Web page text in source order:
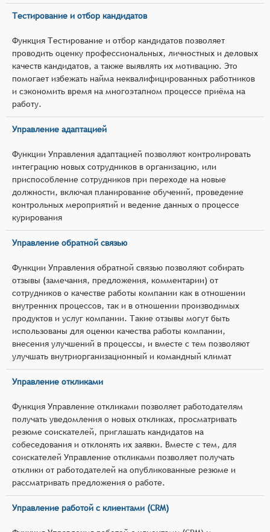
Тестирование и отбор кандидатов
Функция Тестирование и отбор кандидатов позволяет
проводить оценку профессиональных, личностных и деловых
качеств кандидатов, а также выявлять их мотивацию. Это
помогает избежать найма неквалифицированных работников
и сэкономить время на многоэтапном процессе приёма на
работу.
Управление адаптацией
Функции Управления адаптацией позволяют контролировать
интеграцию новых сотрудников в организацию, или
приспособление сотрудников при переходе на новые
должности, включая планирование обучений, проведение
контрольных мероприятий и ведение данных о процессе
курирования
Управление обратной связью
Функции Управления обратной связью позволяют собирать
отзывы (замечания, предложения, комментарии) от
сотрудников о качестве работы компании как в отношении
внутренних процессов, так и в отношении производимых
продуктов и услуг компании. Такие отзывы могут быть
использованы для оценки качества работы компании,
внесения улучшений в процессы, и вместе с тем позволяют
улучшать внутриорганизационный и командный климат
Управление откликами
Функция Управление откликами позволяет работодателям
получать уведомления о новых откликах, просматривать
резюме соискателей, приглашать кандидатов на
собеседования и отклонять их заявки. Вместе с тем, для
соискателей Управление откликами позволяет получать
отклики от работодателей на опубликованные резюме и
рассматривать предложения о работе.
Управление работой с клиентами (CRM)